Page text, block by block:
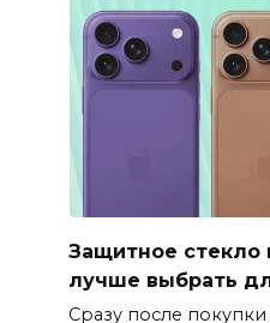
Защитное стекло
лучше выбрать
Сразу после